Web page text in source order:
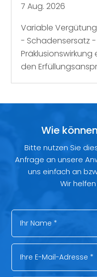
7 Aug. 2026
Variable
- Schadensersatz
den
Wie
Bitte nutzen Sie
Anfrage an unsere
uns einfach an
Wir